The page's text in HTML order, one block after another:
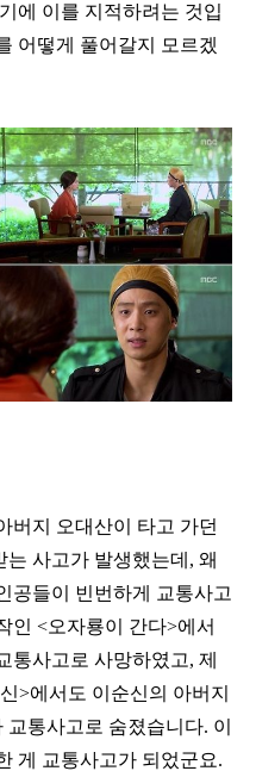
에 이를 지적하려는 것입
어떻게 풀어갈지 모르겠
버지 오대산이 타고 가던
사고가 발생했는데, 왜
공들이 빈번하게 교통사고
인 <오자룡이 간다>에서
통사고로 사망하였고, 제
>에서도 이순신의 아버지
통사고로 숨졌습니다. 이
게 교통사고가 되었군요.